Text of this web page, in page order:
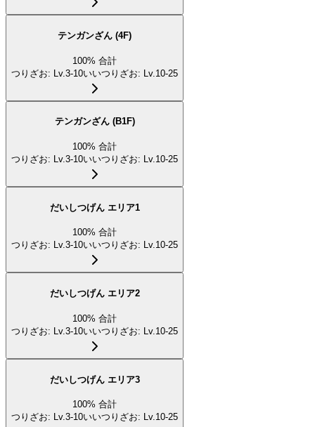
テンガンざん (4F)
100% 合計
つりざお: Lv.3-10いいつりざお: Lv.10-25
テンガンざん (B1F)
100% 合計
つりざお: Lv.3-10いいつりざお: Lv.10-25
だいしつげん エリア1
100% 合計
つりざお: Lv.3-10いいつりざお: Lv.10-25
だいしつげん エリア2
100% 合計
つりざお: Lv.3-10いいつりざお: Lv.10-25
だいしつげん エリア3
100% 合計
つりざお: Lv.3-10いいつりざお: Lv.10-25